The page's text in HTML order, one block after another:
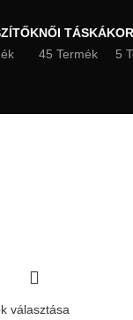
NŐI TÁSKÁK
45 Termék
5
választása